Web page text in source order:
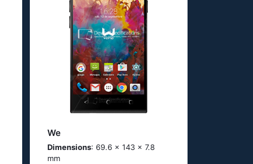
We
Dimensions: 69.6 x 143 x 7.8
mm